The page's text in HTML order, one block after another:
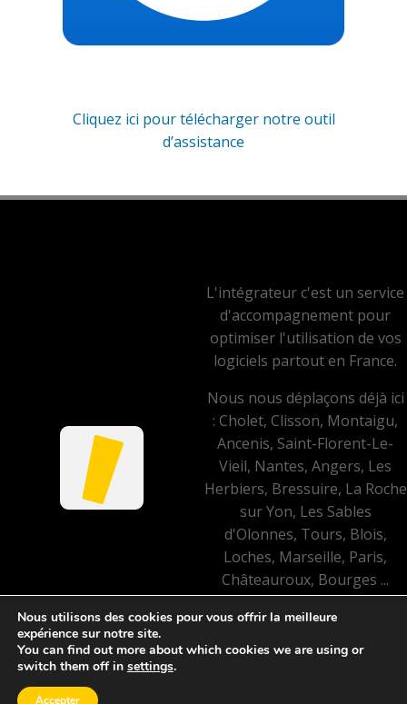
Cliquez ici pour télécharger notre outil
d’assistance
L'intégrateur c'est un service
d'accompagnement pour
optimiser l'utilisation de vos
logiciels partout en France.
Nous nous déplaçons déjà ici
: Cholet, Clisson, Montaigu,
Ancenis, Saint-Florent-Le-
Vieil, Nantes, Angers, Les
Herbiers, Bressuire, La Roche
sur Yon, Les Sables
d'Olonnes, Tours, Blois,
Loches, Marseille, Paris,
Châteauroux, Bourges ...
Mentions légales et politique
de confidentialité
Nous utilisons des cookies pour vous offrir la meilleure
expérience sur notre site.
You can find out more about which cookies we are using or
switch them off in settings.
Accepter